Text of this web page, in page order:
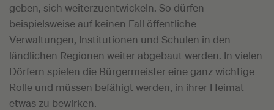
geben, sich weiterzuentwickeln. So dürfen
beispielsweise auf keinen Fall öffentliche
Verwaltungen, Institutionen und Schulen in den
ländlichen Regionen weiter abgebaut werden. In vielen
Dörfern spielen die Bürgermeister eine ganz wichtige
Rolle und müssen befähigt werden, in ihrer Heimat
etwas zu bewirken.